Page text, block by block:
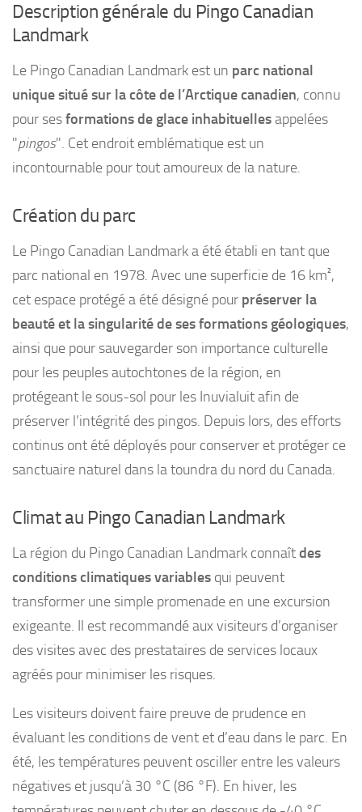
Description générale du Pingo Canadian
Landmark
Le Pingo Canadian Landmark est un parc national
unique situé sur la côte de l’Arctique canadien, connu
pour sesformations de glace inhabituellesappelées
"pingos". Cet endroit emblématique est un
incontournable pour tout amoureux de la nature.
Création du parc
Le Pingo Canadian Landmark a été établi en tant que
parc national en 1978. Avec une superficie de 16 km²,
cet espace protégé a été désigné pour préserver la
beauté et la singularité de ses formations géologiques,
ainsi que pour sauvegarder son importance culturelle
pour les peuples autochtones de la région, en
protégeant le sous-sol pour les Inuvialuit afin de
préserver l’intégrité des pingos. Depuis lors, des efforts
continus ont été déployés pour conserver et protéger ce
sanctuaire naturel dans la toundra du nord du Canada.
Climat au Pingo Canadian Landmark
La région du Pingo Canadian Landmark connaîtdes
conditions climatiques variables qui peuvent
transformer une simple promenade en une excursion
exigeante. Il est recommandé aux visiteurs d’organiser
des visites avec des prestataires de services locaux
agréés pour minimiser les risques.
Les visiteurs doivent faire preuve de prudence en
évaluant les conditions de vent et d’eau dans le parc. En
été, les températures peuvent osciller entre les valeurs
négatives et jusqu’à 30 °C (86 °F). En hiver, les